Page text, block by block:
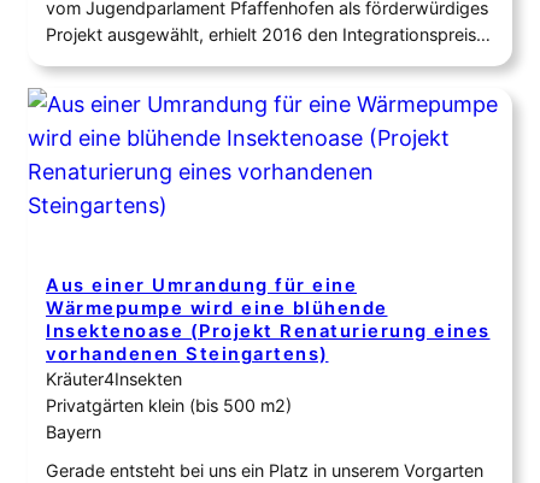
vom Jugendparlament Pfaffenhofen als förderwürdiges
Projekt ausgewählt, erhielt 2016 den Integrationspreis
der Regierung von Oberbayern und gewann im von der
Stiftung Mensch und Umwelt 2017 durchgeführten
bayernweiten Pflanzwettbewerb „Wir tun was für
Bienen“ den 1. Platz in der Kategorie
Gemeinschaftsgärten. Ebenfalls…
Aus einer Umrandung für eine
Wärmepumpe wird eine blühende
Insektenoase (Projekt Renaturierung eines
vorhandenen Steingartens)
Kräuter4Insekten
Privatgärten klein (bis 500 m2)
Bayern
Gerade entsteht bei uns ein Platz in unserem Vorgarten